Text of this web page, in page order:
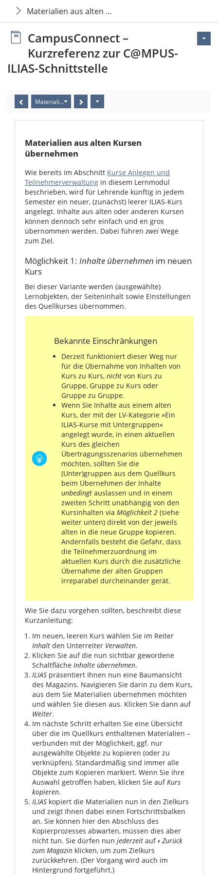
Materialien aus alten Kursen übernehmen
CampusConnect –
Kurzreferenz zur C@MPUS-
ILIAS-Schnittstelle
Materialien aus alten Kursen übernehmen
Materialien aus alten Kursen
übernehmen
Wie bereits im Abschnitt Kurse Anlegen und
Teilnehmerverwaltung in diesem Lernmodul
beschrieben, wird für Lehrende künftig in jedem
Semester ein neuer, (zunächst) leerer ILIAS-Kurs
angelegt. Inhalte aus alten oder anderen Kursen
können dennoch sehr einfach und en gros
übernommen werden. Dabei führen zwei Wege
zum Ziel.
Möglichkeit 1: Inhalte übernehmen im neuen
Kurs
Bei dieser Variante werden (ausgewählte)
Lernobjekten, der Seiteninhalt sowie Einstellungen
des Quellkurses übernommen.
Bekannte Einschränkungen
Derzeit funktioniert dieser Weg nur
für die Übernahme von Inhalten von
Kurs zu Kurs, nicht von Kurs zu
Gruppe, Gruppe zu Kurs oder
Gruppe zu Gruppe.
Wenn Sie Inhalte aus einem alten
Kurs, der mit der LV-Kategorie »Ein
ILIAS-Kurse mit Untergruppen«
angelegt wurde, in einen aktuellen
Kurs des gleichen
Übertragungsszenarios übernehmen
möchten, sollten Sie die
(Unter)gruppen aus dem Quellkurs
beim Übernehmen der Inhalte
unbedingt auslassen und in einem
zweiten Schritt unabhängig von den
Kursinhalten via Möglichkeit 2 (siehe
weiter unten) direkt von der jeweils
alten in die neue Gruppe kopieren.
Andernfalls besteht die Gefahr, dass
die Teilnehmerzuordnung im
aktuellen Kurs durch die zusätzliche
Übernahme der alten Gruppen
irreparabel durcheinander gerät.
Wie Sie dazu vorgehen sollten, beschreibt diese
Kurzanleitung:
Im neuen, leeren Kurs wählen Sie im Reiter
Inhalt den Unterreiter Verwalten.
Klicken Sie auf die nun sichtbar gewordene
Schaltfläche Inhalte übernehmen.
ILIAS präsentiert Ihnen nun eine Baumansicht
des Magazins. Navigieren Sie darin zu dem Kurs,
aus dem Sie Materialien übernehmen möchten
und wählen Sie diesen aus. Klicken Sie dann auf
Weiter.
Im nächste Schritt erhalten Sie eine Übersicht
über die im Quellkurs enthaltenen Materialien –
verbunden mit der Möglichkeit, ggf. nur
ausgewählte Objekte zu kopieren (oder zu
verknüpfen). Standardmäßig sind immer alle
Objekte zum Kopieren markiert. Wenn Sie ihre
Auswahl getroffen haben, klicken Sie auf Kurs
kopieren.
ILIAS kopiert die Materialien nun in den Zielkurs
und zeigt Ihnen dabei einen Fortschrittsbalken
an. Sie können hier den Abschluss des
Kopierprozesses abwarten, müssen dies aber
nicht tun. Sie dürfen nun jederzeit auf‹ Zurück
zum Magazin klicken, um zum Zielkurs
zurückkehren. (Der Vorgang wird auch im
Hintergrund fortgeführt.)